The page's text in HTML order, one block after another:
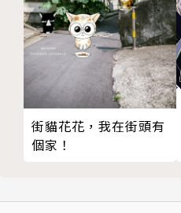
街貓花花，我在街頭有
個家！